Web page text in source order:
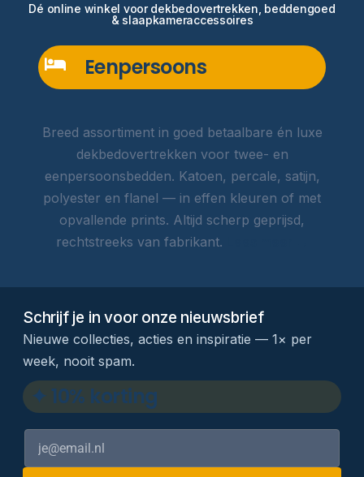
Dé online winkel voor dekbedovertrekken, beddengoed
& slaapkameraccessoires
Eenpersoons
Breed assortiment in goed betaalbare én luxe
dekbedovertrekken voor twee- en
eenpersoonsbedden. Katoen, percale, satijn,
polyester en flanel — in effen kleuren of met
opvallende prints. Altijd scherp geprijsd,
rechtstreeks van fabrikant.
Schrijf je in voor onze nieuwsbrief
Nieuwe collecties, acties en inspiratie — 1× per
week, nooit spam.
✦ 10% korting